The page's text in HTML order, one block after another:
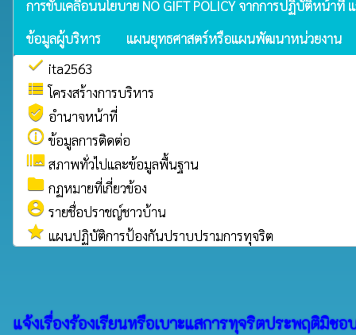
การขับเคลื่อนนโยบาย NO GIFT POLICY จากการปฏิบัติหน้าที่
ข้อมูลผู้บริหาร
แผนยุทธศาสตร์หรือแผนพัฒนาหน่วยงาน
check ita2563
view_list โครงสร้างการบริหาร
verified_user อำนาจหน้าที่
info_outline ข้อมูลการติดต่อ
burst_mode สภาพทั่วไปและข้อมูลพื้นฐาน
folder กฏหมายที่เกี่ยวข้อง
account_circle รายชื่อปราชญ์ชาวบ้าน
star แผนปฏิบัติการป้องกันปราบปรามการทุจริต
แจ้งเรื่องร้องเรียนหรือเบาะแสการทุจริตประพฤติมิชอ